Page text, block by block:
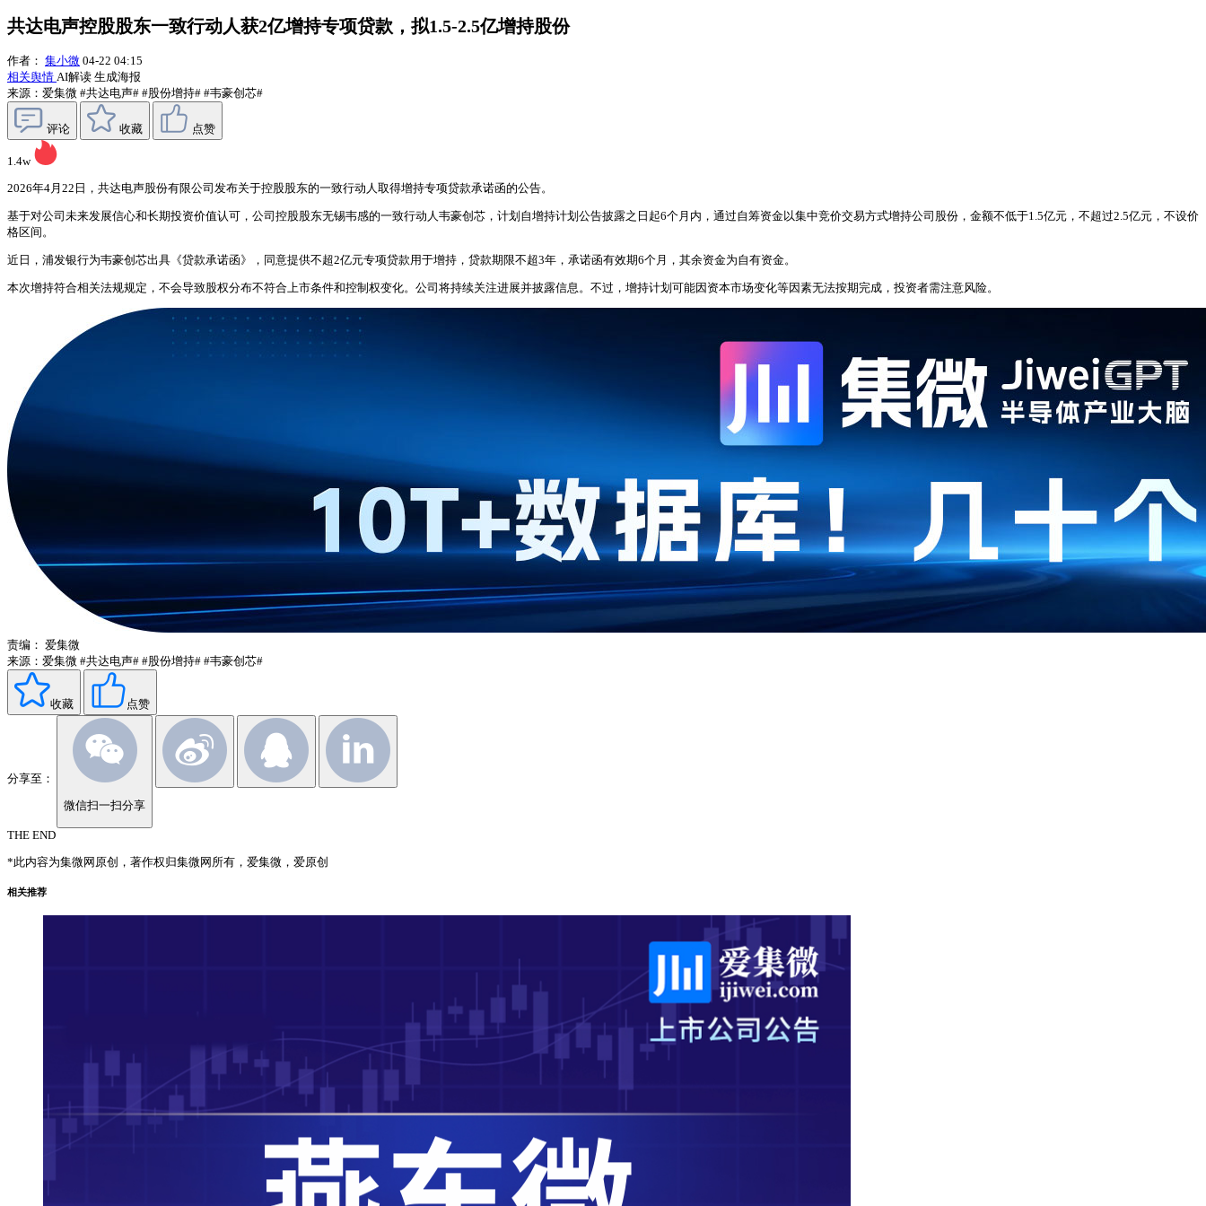
共达电声控股股东一致行动人获2亿增持专项贷款，拟1.5-2.5亿增持股份
作者： 集小微 04-22 04:15
相关舆情 AI解读 生成海报
来源：爱集微 #共达电声# #股份增持# #韦豪创芯#
评论 收藏 点赞
1.4w
2026年4月22日，共达电声股份有限公司发布关于控股股东的一致行动人取得增持专项贷款承诺函的公告。
基于对公司未来发展信心和长期投资价值认可，公司控股股东无锡韦感的一致行动人韦豪创芯，计划自增持计划公告披露之日起6个月内，通过自筹资金以集中竞价交易方式增持公司股份，金额不低于1.5亿元，不超过2.5亿元，不设价
格区间。
近日，浦发银行为韦豪创芯出具《贷款承诺函》，同意提供不超2亿元专项贷款用于增持，贷款期限不超3年，承诺函有效期6个月，其余资金为自有资金。
本次增持符合相关法规规定，不会导致股权分布不符合上市条件和控制权变化。公司将持续关注进展并披露信息。不过，增持计划可能因资本市场变化等因素无法按期完成，投资者需注意风险。
责编： 爱集微
来源：爱集微 #共达电声# #股份增持# #韦豪创芯#
收藏 点赞
分享至：
微信扫一扫分享
THE END
*此内容为集微网原创，著作权归集微网所有，爱集微，爱原创
相关推荐